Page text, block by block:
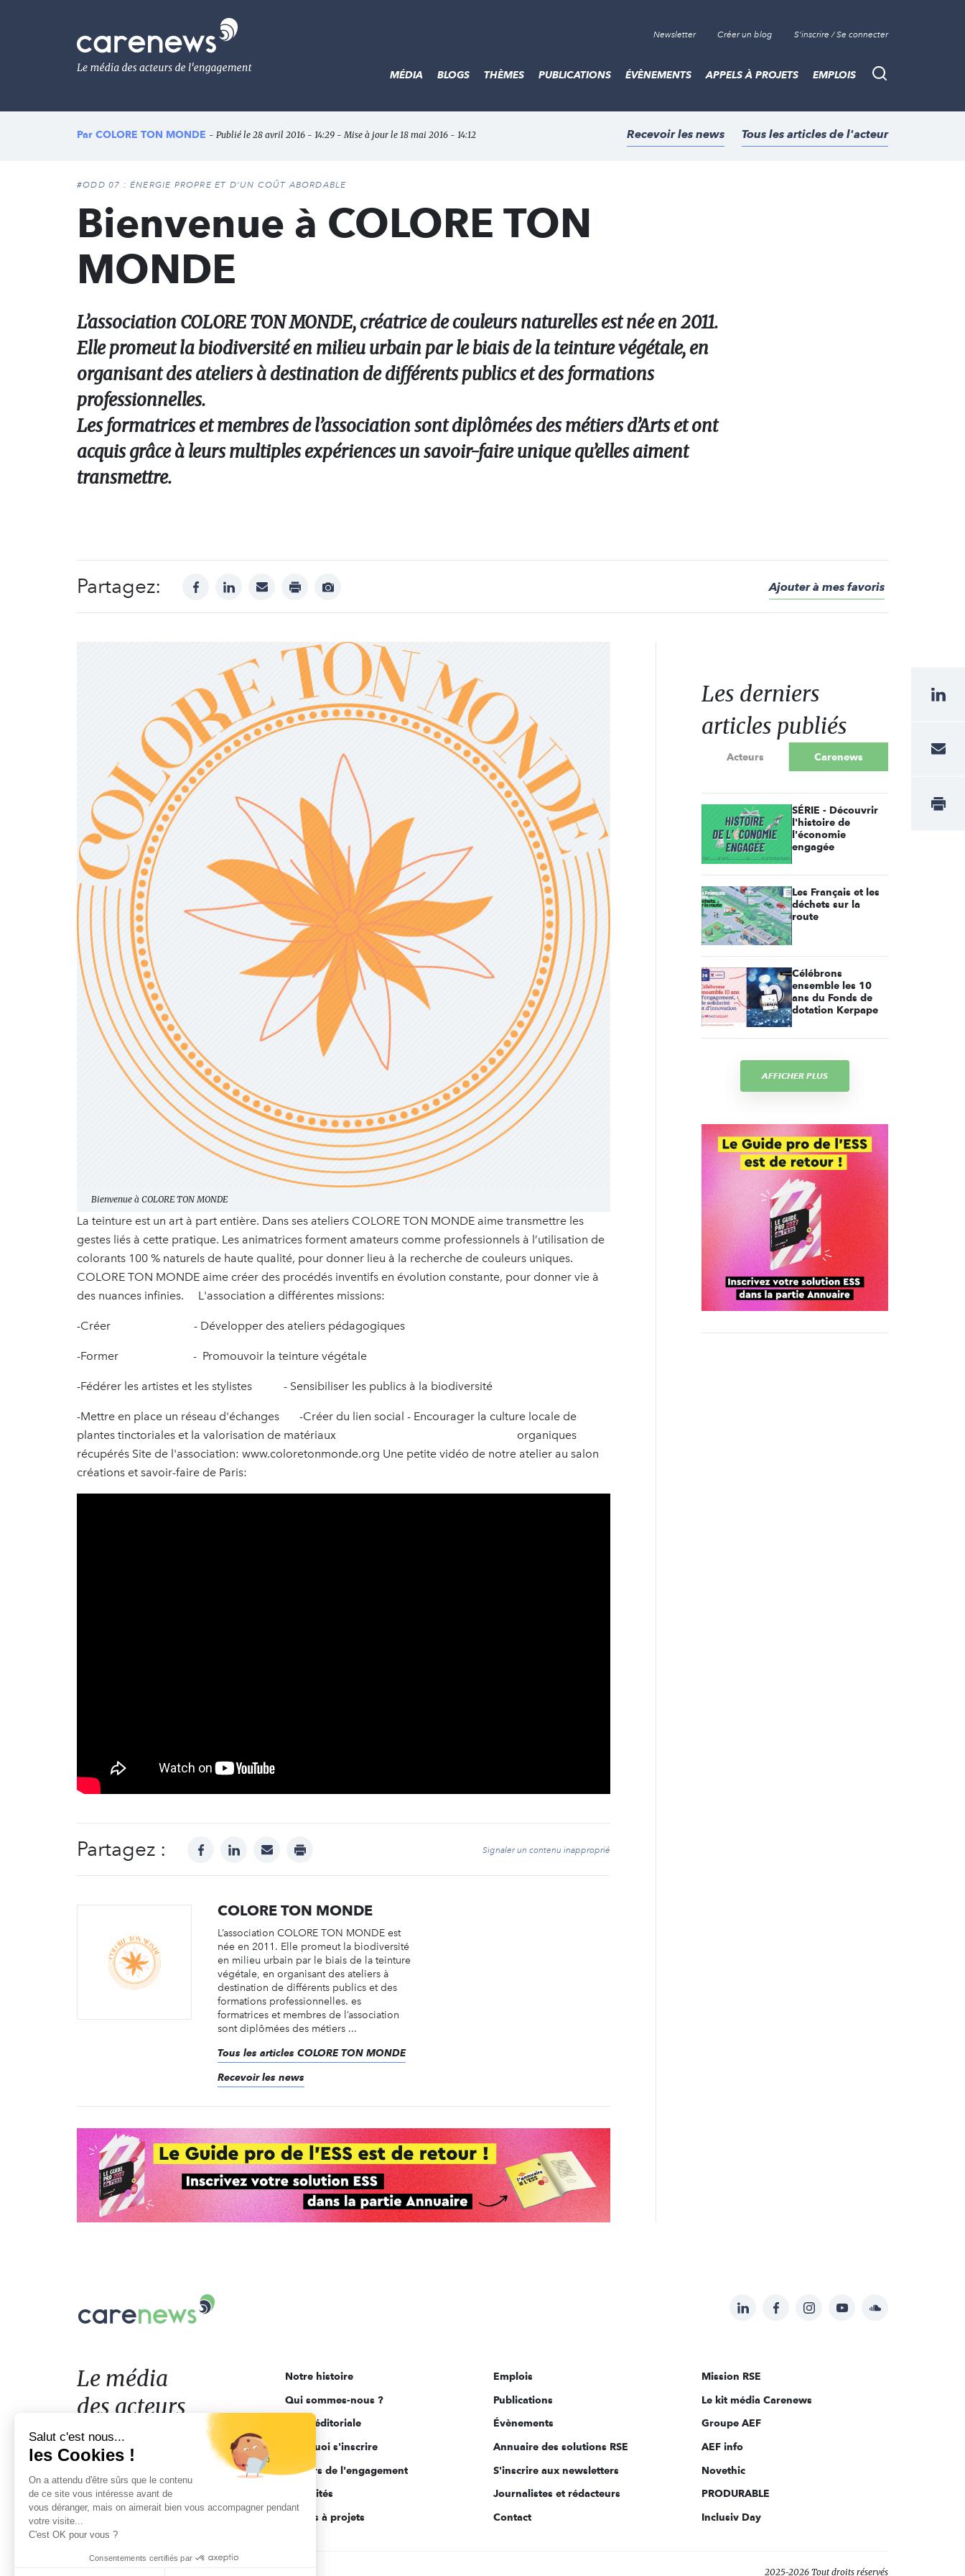
Le
média
de
l'engagement
Newsletter Créer un blog S'inscrire / Se connecter
Recherche
MÉDIA BLOGS THÈMES PUBLICATIONS ÉVÈNEMENTS APPELS À PROJETS EMPLOIS
Par COLORE TON MONDE - Publié le 28 avril 2016 - 14:29 - Mise à jour le 18 mai 2016 - 14:12 Recevoir les news Tous les articles de l'acteur
#ODD 07 : ÉNERGIE PROPRE ET D'UN COÛT ABORDABLE
Bienvenue à COLORE TON
MONDE
L’association COLORE TON MONDE, créatrice de couleurs naturelles est née en 2011.
Elle promeut la biodiversité en milieu urbain par le biais de la teinture végétale, en
organisant des ateliers à destination de différents publics et des formations
professionnelles.
Les formatrices et membres de l’association sont diplômées des métiers d’Arts et ont
acquis grâce à leurs multiples expériences un savoir-faire unique qu’elles aiment
transmettre.
Partagez: facebooklinkedinmail print
Afficher
Ajouter à mes favoris
Bienvenue à COLORE TON MONDE
La teinture est un art à part entière. Dans ses ateliers COLORE TON MONDE aime transmettre les
gestes liés à cette pratique. Les animatrices forment amateurs comme professionnels à l’utilisation de
colorants 100 % naturels de haute qualité, pour donner lieu à la recherche de couleurs uniques.
COLORE TON MONDE aime créer des procédés inventifs en évolution constante, pour donner vie à
des nuances infinies. L'association a différentes missions:
-Créer - Développer des ateliers pédagogiques
-Former - Promouvoir la teinture végétale
-Fédérer les artistes et les stylistes - Sensibiliser les publics à la biodiversité
-Mettre en place un réseau d'échanges -Créer du lien social - Encourager la culture locale de
plantes tinctoriales et la valorisation de matériaux organiques
récupérés Site de l'association: www.coloretonmonde.org Une petite vidéo de notre atelier au salon
créations et savoir-faire de Paris:
Partagez : facebooklinkedinmail print Signaler un contenu inapproprié
COLORE TON MONDE
L’association COLORE TON MONDE est
née en 2011. Elle promeut la biodiversité
en milieu urbain par le biais de la teinture
végétale, en organisant des ateliers à
destination de différents publics et des
formations professionnelles. es
formatrices et membres de l’association
sont diplômées des métiers ...
Tous les articles COLORE TON MONDE
Recevoir les news
Les derniers
articles publiés
Acteurs Carenews
SÉRIE - Découvrir
l'histoire de
l'économie
engagée
Les Français et les
déchets sur la
route
Célébrons
ensemble les 10
ans du Fonds de
dotation Kerpape
AFFICHER PLUS
Suivez-
sur:
LinkedInFacebookInstagramYouTubeSoundcloud
Le
acteurs
de
l'engagement
Le média
des acteurs
de l'engagement
Notre histoire
Qui sommes-nous ?
Ligne éditoriale
Pourquoi s'inscrire
Acteurs de l'engagement
Actualités
Appels à projets
Emplois
Publications
Évènements
Annuaire des solutions RSE
S'inscrire aux newsletters
Journalistes et rédacteurs
Contact
Mission RSE
Le kit média Carenews
Groupe AEF
AEF info
Novethic
PRODURABLE
Inclusiv Day
2025-2026 Tout droits réservés
Salut c'est nous...
les Cookies !
On a attendu d'être sûrs que le contenu
de ce site vous intéresse avant de
vous déranger, mais on aimerait bien vous accompagner pendant
votre visite...
C'est OK pour vous ?
Consentements certifiés par